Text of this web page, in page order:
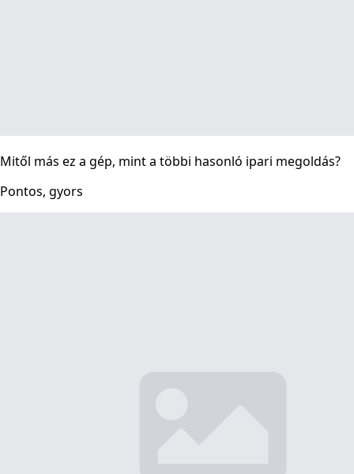
Mitől más ez a gép, mint a többi hasonló ipari megoldás?
Pontos, gyors